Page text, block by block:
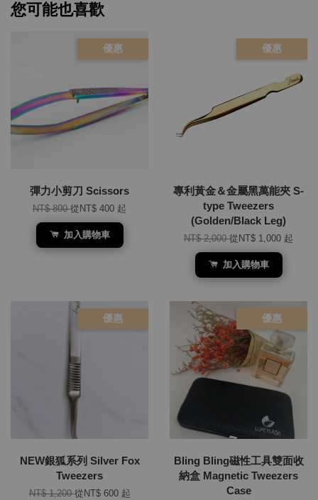
您可能也喜歡
優惠
彈力小剪刀 Scissors
NT$ 800從 NT$ 400 起
加入購物車
優惠
專利黃金＆金屬黑萬能夾 S-
type Tweezers
(Golden/Black Leg)
NT$ 2,000從 NT$ 1,000 起
加入購物車
優惠
NEW銀狐系列 Silver Fox
Tweezers
NT$ 1,200從 NT$ 600 起
優惠
Bling Bling磁性工具雙面收
納盒 Magnetic Tweezers
Case